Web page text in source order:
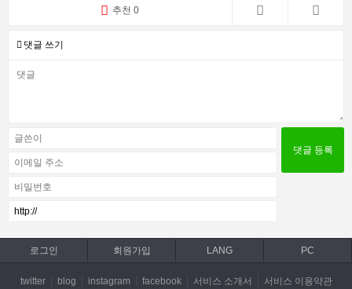
추천 0
댓글 쓰기
로그인 회원가입 LANG PC
twitter blog instagram facebook 서비스 소개서 서비스 이용약관